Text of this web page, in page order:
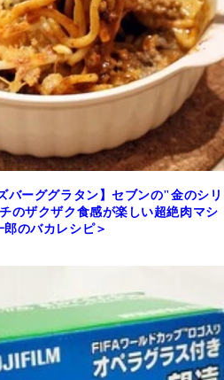
バーググラタン】セブンの"金のシリ
のザクザク食感が楽しい超絶肉マシ
のバカレシピ＞